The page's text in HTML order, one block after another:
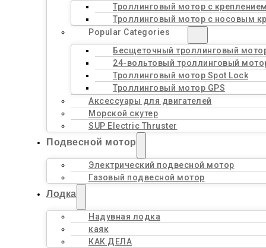
Троллинговый мотор с
Троллинговый мотор с носовым
Popular Categories
Бесщеточный троллинговый
24-вольтовый троллинговый
Троллинговый мотор Spot Lock
Троллинговый мотор GPS
Аксессуары для двигателей
Морской скутер
SUP Electric Thruster
Подвесной мотор
Электрический подвесной мотор
Газовый подвесной мотор
Лодка
Надувная лодка
каяк
КАК ДЕЛА